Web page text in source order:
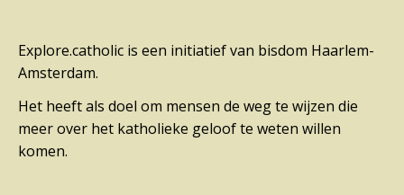
Explore.catholic is een initiatief van bisdom Haarlem-
Amsterdam.
Het heeft als doel om mensen de weg te wijzen die
meer over het katholieke geloof te weten willen
komen.